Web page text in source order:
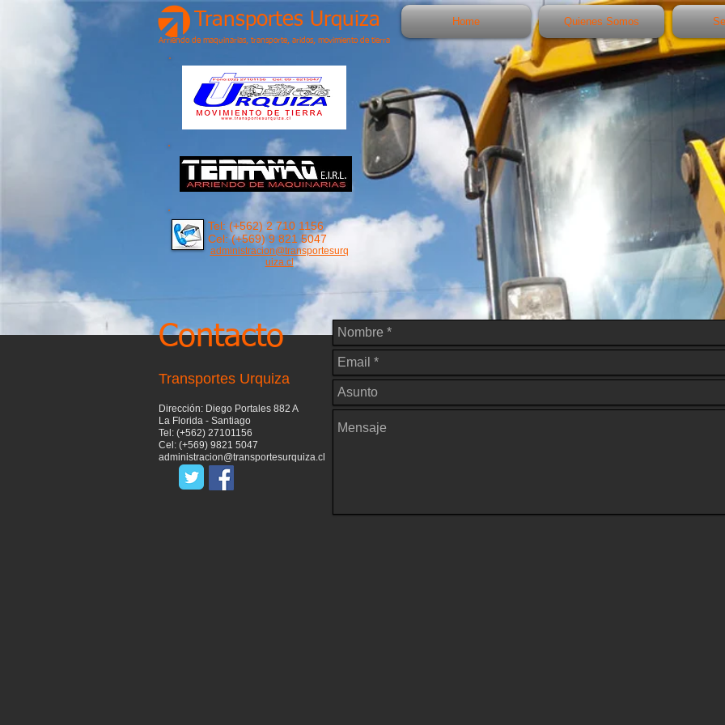
Transportes Urquiza
Arriendo de maquinarias, transporte, aridos, movimiento de tierra
Home Quienes Somos
Tel: (+562) 2 710 1156
Cel: (+569) 9 821 5047
administracion@transportesurq
uiza.cl
Contacto
Transportes Urquiza
Dirección: Diego Portales 882 A
La Florida - Santiago
Tel: (+562) 27101156
Cel: (+569) 9821 5047
administracion@transportesurquiza.cl